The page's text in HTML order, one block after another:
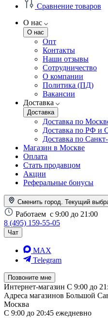
Сравнение товаров
О нас
О нас
Опт
Контакты
Наши отзывы
Сотрудничество
О компании
Политика (ПД)
Вакансии
Доставка
Доставка
Доставка по
Доставка по РФ и
Доставка по
Магазин в Москве
Оплата
Стать продавцом
Акции
Реферальные бонусы
Сменить город. Текущий
Работаем с 9:00 до 21:00
8 (495) 159-55-05
Чат
MAX
Telegram
Позвоните мне
Интернет-магазин С 9:00 до
Адреса магазинов Большой
Москва
С 9:00 до 20:45 ежедневно